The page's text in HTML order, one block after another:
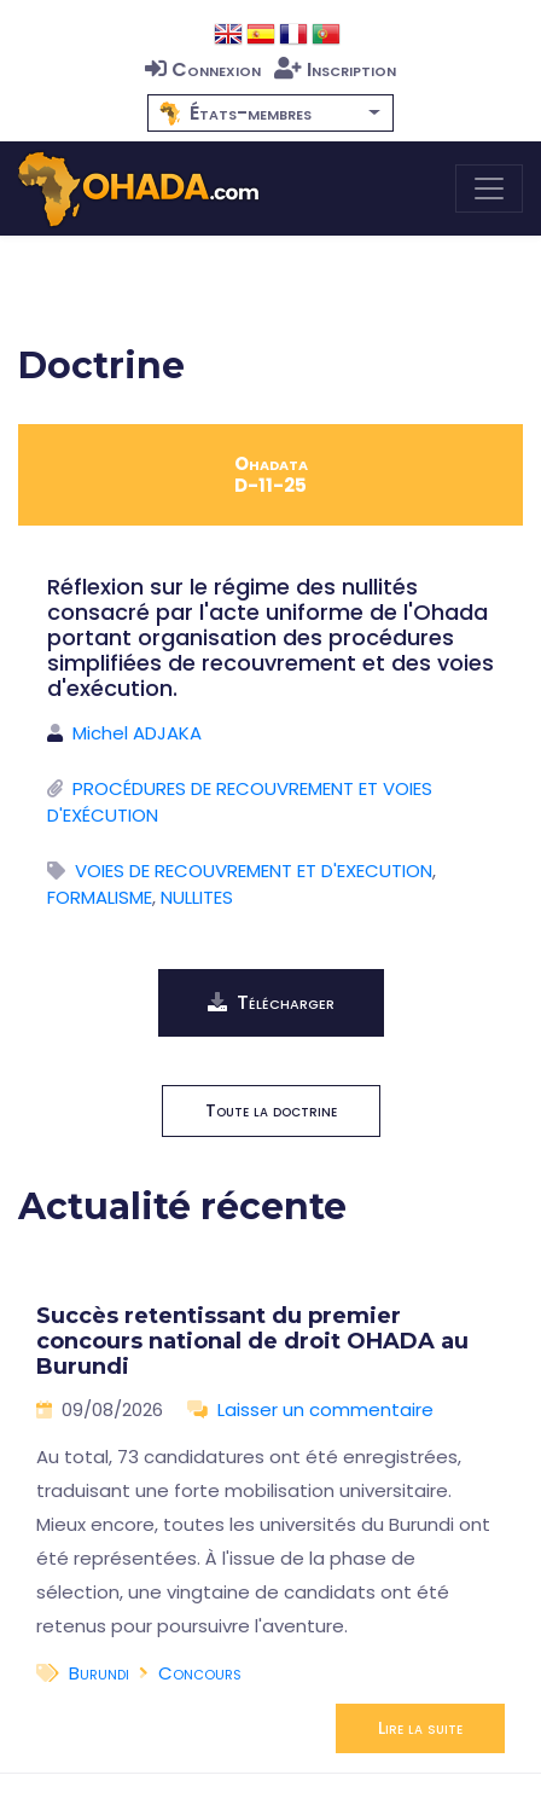
Connexion
Inscription
États-membres
Doctrine
Ohadata
D-11-25
Réflexion sur le régime des nullités
consacré par l'acte uniforme de l'Ohada
portant organisation des procédures
simplifiées de recouvrement et des voies
d'exécution.
Michel ADJAKA
PROCÉDURES DE RECOUVREMENT ET VOIES
D'EXÉCUTION
VOIES DE RECOUVREMENT ET D'EXECUTION,
FORMALISME,NULLITES
Télécharger
Toute la doctrine
Actualité récente
Succès retentissant du premier
concours national de droit OHADA au
Burundi
09/08/2026
Laisser un commentaire
Au total, 73 candidatures ont été enregistrées,
traduisant une forte mobilisation universitaire.
Mieux encore, toutes les universités du Burundi ont
été représentées. À l'issue de la phase de
sélection, une vingtaine de candidats ont été
retenus pour poursuivre l'aventure.
Burundi
Concours
Lire la suite